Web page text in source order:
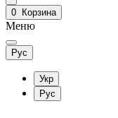
0 Корзина
Меню
Рус
Укр
Рус